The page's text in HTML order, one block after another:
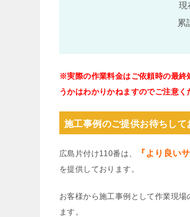
現
累
※実際の作業料金はご依頼時の最終
うかはわかりかねますのでご注意く
施工事例のご提供お待ちして
広島片付け110番は、 『より良い
を提供しております。
お客様から施工事例として作業現
ます。